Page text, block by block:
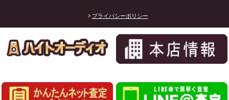
プライバシーポリシー